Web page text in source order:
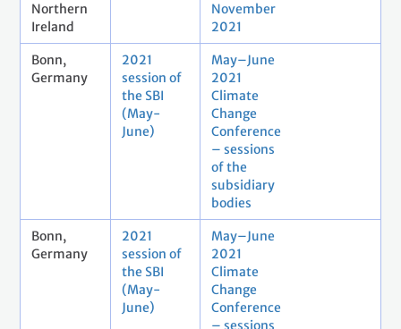
Northern
Ireland
November
2021
Bonn,
Germany
2021
session of
the SBI
(May-
June)
May–June
2021
Climate
Change
Conference
– sessions
of the
subsidiary
bodies
Bonn,
Germany
2021
session of
the SBI
(May-
June)
May–June
2021
Climate
Change
Conference
– sessions